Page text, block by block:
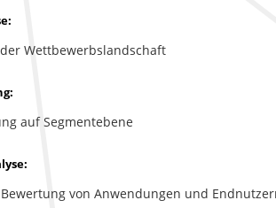
Wettbewerbslandschaft
auf Segmentebene
von Anwendungen und